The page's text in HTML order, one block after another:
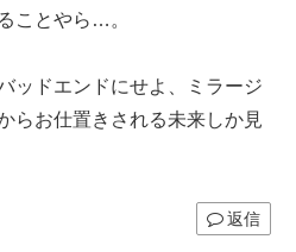
ことやら…。
ッドエンドにせよ、ミラージ
らお仕置きされる未来しか見
返信